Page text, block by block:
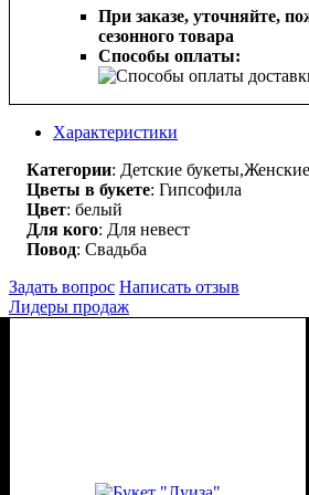
При заказе, уточняйте,
сезонного товара
Способы оплаты:
Характеристики
Категории: Детские
Цветы в букете: Гипсофила
Цвет: белый
Для кого: Для невест
Повод: Свадьба
Задать вопрос Написать отзыв
Лидеры продаж